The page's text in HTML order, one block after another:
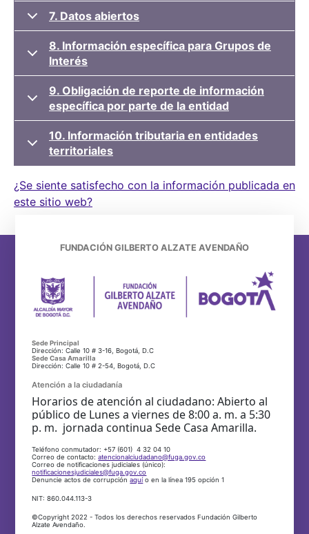
7. Datos abiertos
8. Información específica para Grupos de
Interés
9. Obligación de reporte de información
específica por parte de la entidad
10. Información tributaria en entidades
territoriales
¿Se siente satisfecho con la información publicada en
este sitio web?
FUNDACIÓN GILBERTO ALZATE AVENDAÑO
Sede Principal
Dirección: Calle 10 # 3-16, Bogotá, D.C
Sede Casa Amarilla
Dirección: Calle 10 # 2-54, Bogotá, D.C
Atención a la ciudadanía
Horarios de atención al ciudadano: Abierto al
público de Lunes a viernes de 8:00 a. m. a 5:30
p. m. jornada continua Sede Casa Amarilla.
Teléfono conmutador: +57 (601) 4 32 04 10
Correo de contacto:atencionalciudadano@fuga.gov.co
Correo de notificaciones judiciales (único):
notificacionesjudiciales@fuga.gov.co
Denuncie actos de corrupciónaquío en la línea 195 opción 1
NIT: 860.044.113-3
©Copyright 2022 - Todos los derechos reservados Fundación Gilberto
Alzate Avendaño.